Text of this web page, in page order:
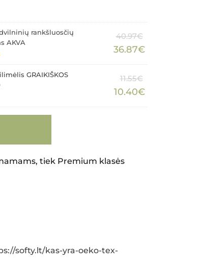
rankšluosčių
AKVA
40.97€
36.87€
GRAIKIŠKOS
11.55€
11.55€.
10.40€Current
is:
tiek Premium klasės
softy.lt/kas-yra-oeko-tex-